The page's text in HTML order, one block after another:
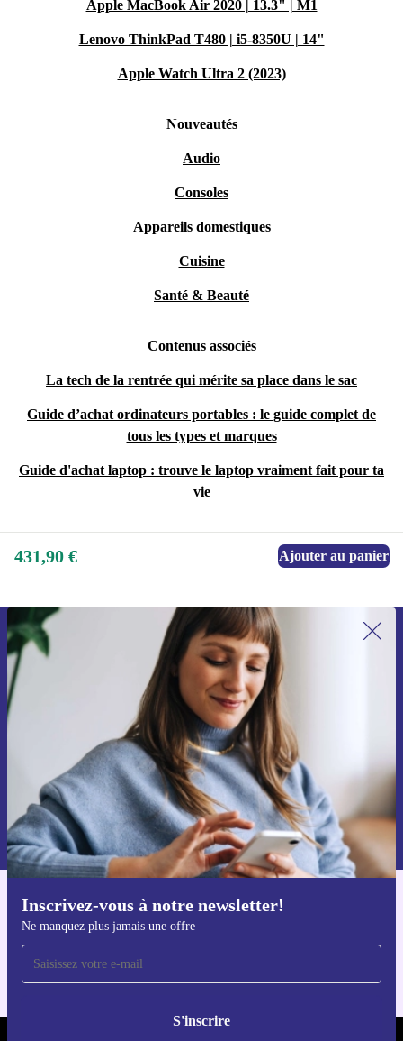
Apple MacBook Air 2020 | 13.3" | M1
Lenovo ThinkPad T480 | i5-8350U | 14"
Apple Watch Ultra 2 (2023)
Nouveautés
Audio
Consoles
Appareils domestiques
Cuisine
Santé & Beauté
Contenus associés
La tech de la rentrée qui mérite sa place dans le sac
Guide d’achat ordinateurs portables : le guide complet de
tous les types et marques
Guide d'achat laptop : trouve le laptop vraiment fait pour ta
vie
431,90 € Ajouter au panier
Inscrivez-vous à notre newsletter!
Ne manquez plus jamais une offre
S'inscrire
Recevoir offres et infos de refurbed
par mail
Ne manquez plus aucune offre.
S'inscrire
Retrouvez les informations sur l'utilisation des données personnelles
dans notre
politique de confidentialité.
Téléchargez l'application refurbed
Pour iOS et Android